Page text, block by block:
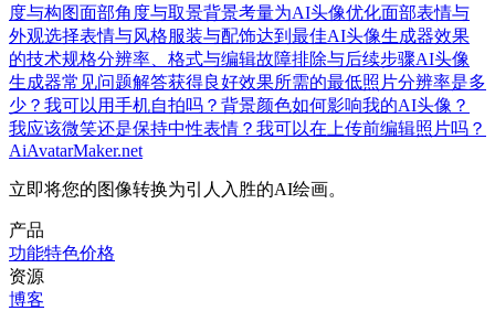
度与构图面部角度与取景背景考量为AI头像优化面部表情与
外观选择表情与风格服装与配饰达到最佳AI头像生成器效果
的技术规格分辨率、格式与编辑故障排除与后续步骤AI头像
生成器常见问题解答获得良好效果所需的最低照片分辨率是多
少？ 我可以用手机自拍吗？ 背景颜色如何影响我的AI头像？
我应该微笑还是保持中性表情？ 我可以在上传前编辑照片吗？
AiAvatarMaker.net
立即将您的图像转换为引人入胜的AI绘画。
产品
功能特色价格
资源
博客